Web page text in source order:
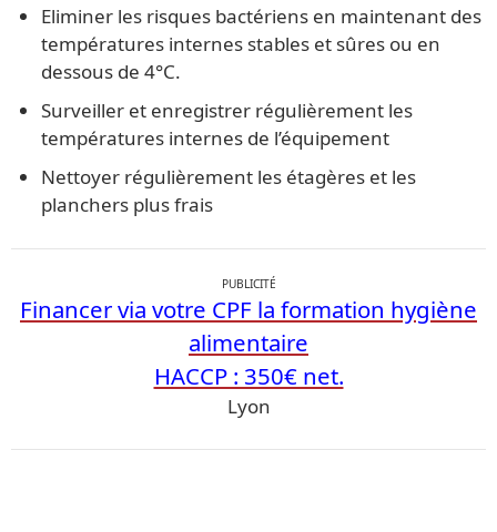
Eliminer les risques bactériens en maintenant des
températures internes stables et sûres ou en
dessous de 4°C.
Surveiller et enregistrer régulièrement les
températures internes de l’équipement
Nettoyer régulièrement les étagères et les
planchers plus frais
PUBLICITÉ
Financer via votre CPF la formation hygiène
alimentaire
HACCP : 350€ net.
Lyon